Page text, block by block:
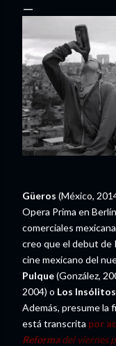
Güeros (México,
Opera Prima en
comerciales
creo que el debut de
cine mexicano del
Pulque(González,
2004) o Los
Además, presume la
está transcrita por
Reformadel viernes